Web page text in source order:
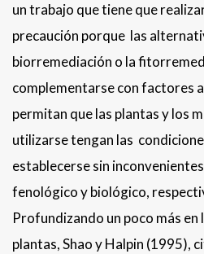
un trabajo que tiene que
precaución porque las
biorremediación o la
complementarse con factores
permitan que las plantas y los
utilizarse tengan las
establecerse sin
fenológico y biológico,
Profundizando un poco más en
plantas, Shao y Halpin (1995),